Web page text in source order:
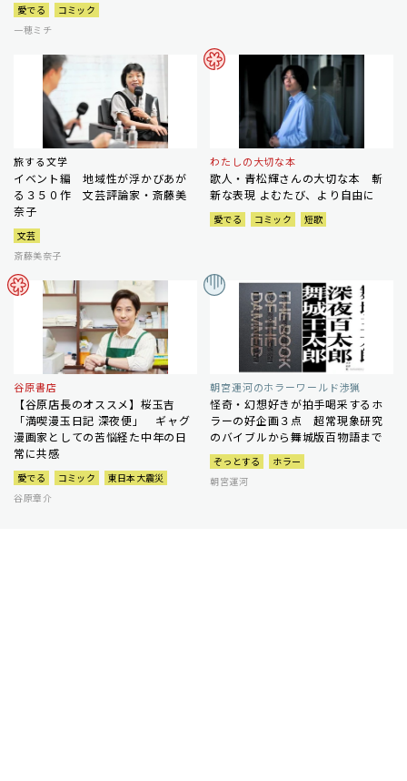
愛でる
コミック
一穂ミチ
旅する文学
イベント編 地域性が浮かびあが
る３５０作 文芸評論家・斎藤美
奈子
文芸
斎藤美奈子
わたしの大切な本
歌人・青松輝さんの大切な本 斬
新な表現 よむたび、より自由に
愛でる コミック 短歌
谷原書店
【谷原店長のオススメ】桜玉吉
「満喫漫玉日記 深夜便」 ギャグ
漫画家としての苦悩経た中年の日
常に共感
愛でる コミック
東日本大震災
谷原章介
朝宮運河のホラーワールド渉猟
怪奇・幻想好きが拍手喝采するホ
ラーの好企画３点 超常現象研究
のバイブルから舞城版百物語まで
ぞっとする
ホラー
朝宮運河